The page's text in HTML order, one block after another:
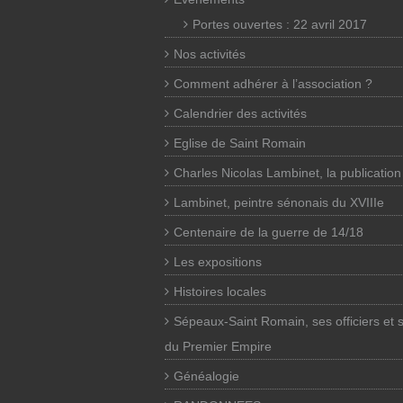
Portes ouvertes : 22 avril 2017
Nos activités
Comment adhérer à l’association ?
Calendrier des activités
Eglise de Saint Romain
Charles Nicolas Lambinet, la publication
Lambinet, peintre sénonais du XVIIIe
Centenaire de la guerre de 14/18
Les expositions
Histoires locales
Sépeaux-Saint Romain, ses officiers et
du Premier Empire
Généalogie